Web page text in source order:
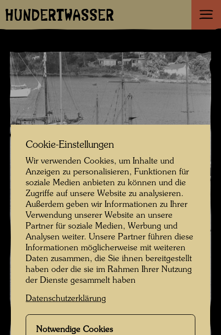
HUNDERTWASSER
Cookie-Einstellungen
Wir verwenden Cookies, um Inhalte und
Anzeigen zu personalisieren, Funktionen für
soziale Medien anbieten zu können und die
Zugriffe auf unsere Website zu analysieren.
Außerdem geben wir Informationen zu Ihrer
Verwendung unserer Website an unsere
Partner für soziale Medien, Werbung und
Analysen weiter. Unsere Partner führen diese
Informationen möglicherweise mit weiteren
Daten zusammen, die Sie ihnen bereitgestellt
haben oder die sie im Rahmen Ihrer Nutzung
der Dienste gesammelt haben
Datenschutzerklärung
Notwendige Cookies